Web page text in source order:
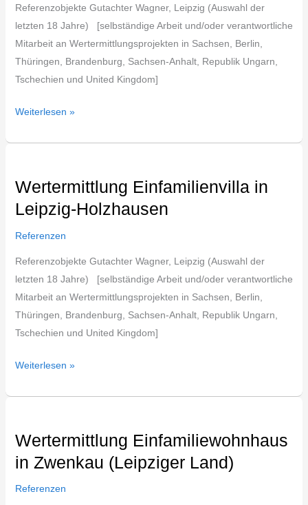
Referenzobjekte Gutachter Wagner, Leipzig (Auswahl der
letzten 18 Jahre) [selbständige Arbeit und/oder verantwortliche
Mitarbeit an Wertermittlungsprojekten in Sachsen, Berlin,
Thüringen, Brandenburg, Sachsen-Anhalt, Republik Ungarn,
Tschechien und United Kingdom]
Weiterlesen »
Wertermittlung Einfamilienvilla in
Leipzig-Holzhausen
Referenzen
Referenzobjekte Gutachter Wagner, Leipzig (Auswahl der
letzten 18 Jahre) [selbständige Arbeit und/oder verantwortliche
Mitarbeit an Wertermittlungsprojekten in Sachsen, Berlin,
Thüringen, Brandenburg, Sachsen-Anhalt, Republik Ungarn,
Tschechien und United Kingdom]
in
Leipzig-
Weiterlesen »
Wertermittlung Einfamiliewohnhaus
in Zwenkau (Leipziger Land)
Referenzen
in
Zwenkau
Land)